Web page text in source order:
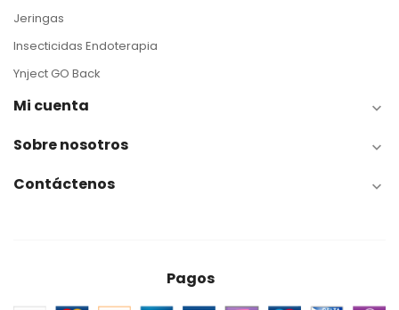
Jeringas
Insecticidas Endoterapia
Ynject GO Back
Mi cuenta 
Sobre nosotros 
Contáctenos 
Pagos